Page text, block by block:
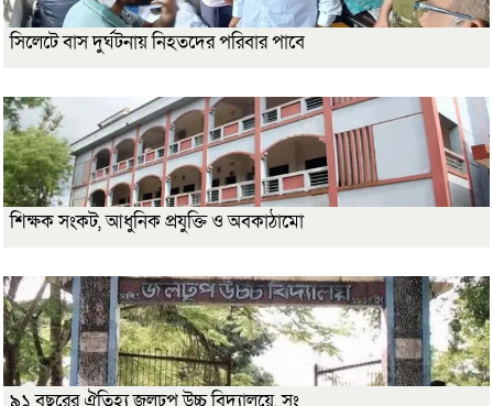
সিলেটে বাস দুর্ঘটনায় নিহতদের পরিবার পাবে
শিক্ষক সংকট, আধুনিক প্রযুক্তি ও অবকাঠামো